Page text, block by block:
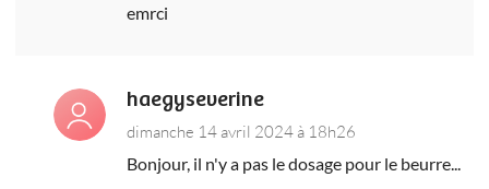
emrci
haegyseverine
dimanche 14 avril 2024 à 18h26
Bonjour, il n'y a pas le dosage pour le beurre...